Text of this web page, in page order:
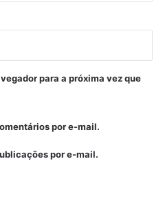
para a próxima vez que
por e-mail.
por e-mail.